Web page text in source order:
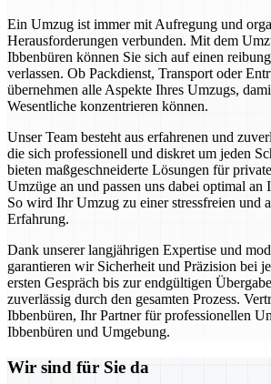
Ein Umzug ist immer mit Aufregung und
Herausforderungen verbunden. Mit dem
Ibbenbüren können Sie sich auf einen
verlassen. Ob Packdienst, Transport oder
übernehmen alle Aspekte Ihres Umzugs,
Wesentliche konzentrieren können.
Unser Team besteht aus erfahrenen und
die sich professionell und diskret um jeden
bieten maßgeschneiderte Lösungen für
Umzüge an und passen uns dabei optimal an
So wird Ihr Umzug zu einer stressfreien und
Erfahrung.
Dank unserer langjährigen Expertise und
garantieren wir Sicherheit und Präzision bei
ersten Gespräch bis zur endgültigen
zuverlässig durch den gesamten Prozess.
Ibbenbüren, Ihr Partner für professionellen
Ibbenbüren und Umgebung.
Wir sind für Sie da